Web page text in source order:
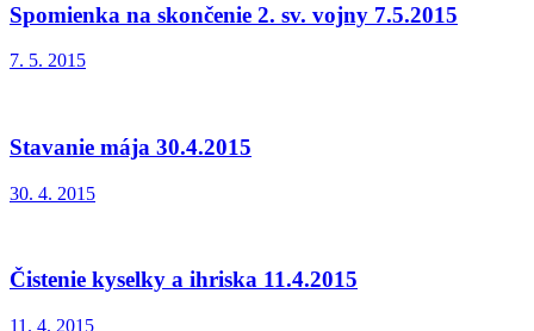
Spomienka na skončenie 2. sv. vojny 7.5.2015
7. 5. 2015
Stavanie mája 30.4.2015
30. 4. 2015
Čistenie kyselky a ihriska 11.4.2015
11. 4. 2015